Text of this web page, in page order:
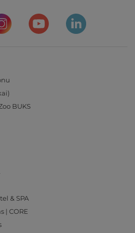
BUKS
& SPA
| CORE